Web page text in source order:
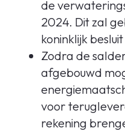
de
2024. Dit zal
koninklijk
Zodra de
afgebouwd
voor
rekening